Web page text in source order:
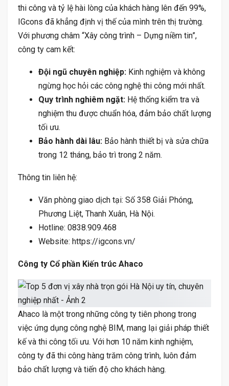
thi công và tỷ lệ hài lòng của khách hàng lên đến 99%,
IGcons đã khẳng định vị thế của mình trên thị trường.
Với phương châm “Xây công trình – Dựng niềm tin”,
công ty cam kết:
Đội ngũ chuyên nghiệp: Kinh nghiệm và không
ngừng học hỏi các công nghệ thi công mới nhất.
Quy trình nghiêm ngặt: Hệ thống kiểm tra và
nghiệm thu được chuẩn hóa, đảm bảo chất lượng
tối ưu.
Bảo hành dài lâu: Bảo hành thiết bị và sửa chữa
trong 12 tháng, bảo trì trong 2 năm.
Thông tin liên hệ:
Văn phòng giao dịch tại: Số 358 Giải Phóng,
Phương Liệt, Thanh Xuân, Hà Nội.
Hotline: 0838.909.468
Website: https://igcons.vn/
Công ty Cổ phần Kiến trúc Ahaco
Ahaco là một trong những công ty tiên phong trong
việc ứng dụng công nghệ BIM, mang lại giải pháp thiết
kế và thi công tối ưu. Với hơn 10 năm kinh nghiệm,
công ty đã thi công hàng trăm công trình, luôn đảm
bảo chất lượng và tiến độ cho khách hàng.